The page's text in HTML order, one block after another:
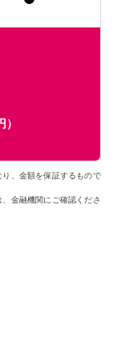
）
、金額を保証するもので
金融機関にご確認くださ